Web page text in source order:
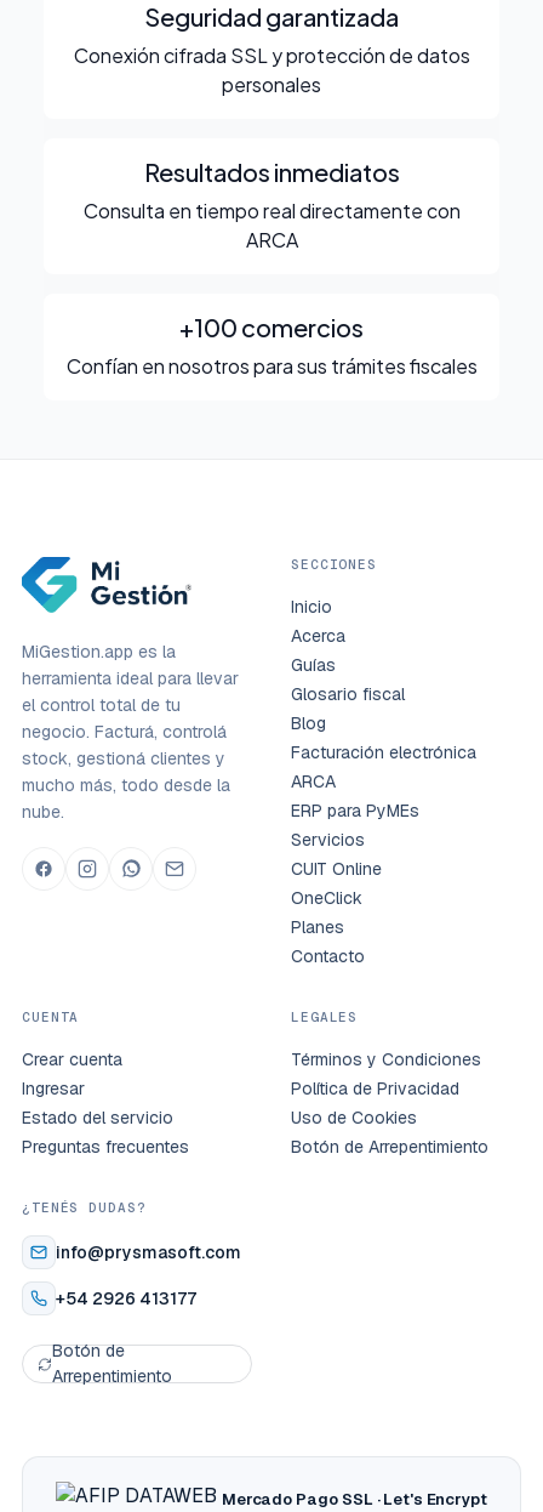
Seguridad garantizada
Conexión cifrada SSL y protección de datos
personales
Resultados inmediatos
Consulta en tiempo real directamente con
ARCA
+100 comercios
Confían en nosotros para sus trámites fiscales
MiGestion.app es la
herramienta ideal para llevar
el control total de tu
negocio. Facturá, controlá
stock, gestioná clientes y
mucho más, todo desde la
nube.
SECCIONES
Inicio
Acerca
Guías
Glosario fiscal
Blog
Facturación electrónica
ARCA
ERP para PyMEs
Servicios
CUIT Online
OneClick
Planes
Contacto
CUENTA
Crear cuenta
Ingresar
Estado del servicio
Preguntas frecuentes
LEGALES
Términos y Condiciones
Política de Privacidad
Uso de Cookies
Botón de Arrepentimiento
¿TENÉS DUDAS?
info@prysmasoft.com
+54 2926 413177
Botón de
Arrepentimiento
Mercado Pago SSL · Let's Encrypt